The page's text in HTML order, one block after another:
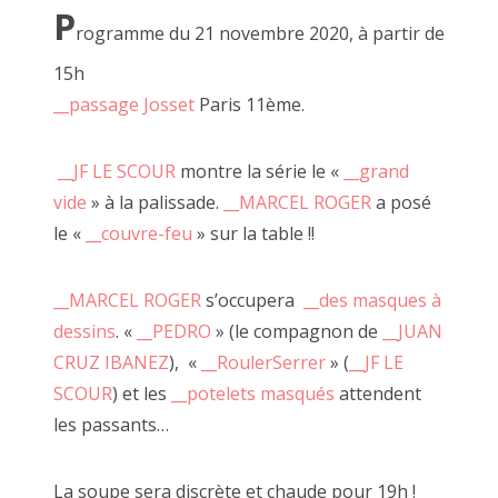
2017 août
2017 juillet
2017 mai
2017 février
2017 janvier
2016 décembre
Programme du 21 novembre 2020, à partir de
15h
__passage Josset Paris 11ème.
__JF LE SCOUR montre la série le «
__grand
vide » à la palissade. __MARCEL ROGERa posé
le «
__couvre-feu » sur la table !!
__MARCEL ROGERs’occupera
__des masques à
dessins. « __PEDRO » (le compagnon de
__JUAN
CRUZ IBANEZ), « __RoulerSerrer» ( __JF LE
SCOUR) et les __potelets masqués attendent
les passants…
La soupe sera discrète et chaude pour 19h !